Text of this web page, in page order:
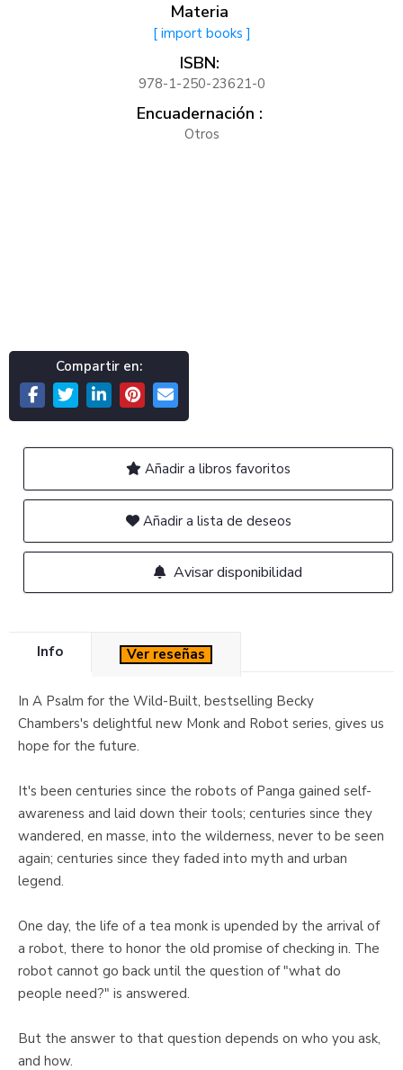
Materia
[ import books ]
ISBN:
978-1-250-23621-0
Encuadernación :
Otros
Compartir en:
Añadir a libros favoritos
Añadir a lista de deseos
Avisar disponibilidad
Info Ver reseñas
In A Psalm for the Wild-Built, bestselling Becky
Chambers's delightful new Monk and Robot series, gives us
hope for the future.
It's been centuries since the robots of Panga gained self-
awareness and laid down their tools; centuries since they
wandered, en masse, into the wilderness, never to be seen
again; centuries since they faded into myth and urban
legend.
One day, the life of a tea monk is upended by the arrival of
a robot, there to honor the old promise of checking in. The
robot cannot go back until the question of "what do
people need?" is answered.
But the answer to that question depends on who you ask,
and how.